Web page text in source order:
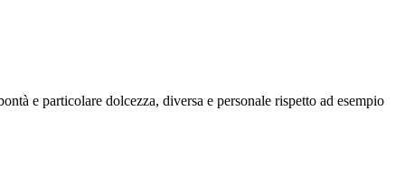
e particolare dolcezza, diversa e personale rispetto ad esempio